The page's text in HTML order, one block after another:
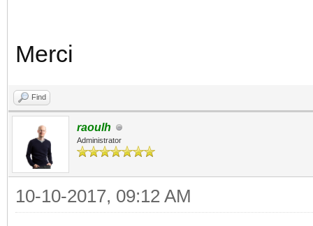
Merci
Find
raoulh
Administrator
10-10-2017, 09:12 AM